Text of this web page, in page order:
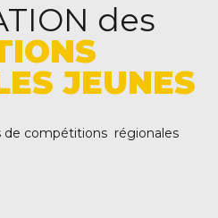
des
JEUNES
de compétitions régionales